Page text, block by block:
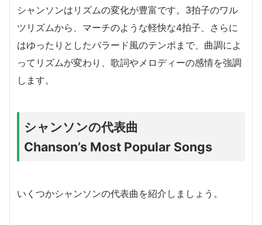
シャンソンはリズムの変化が豊富です。3拍子のワル
ツリズムから、マーチのような軽快な4拍子、さらに
はゆったりとしたバラード風のテンポまで、曲調によ
ってリズムが変わり、歌詞やメロディーの感情を強調
します。
シャンソンの代表曲
Chanson’s Most Popular Songs
いくつかシャンソンの代表曲を紹介しましょう。